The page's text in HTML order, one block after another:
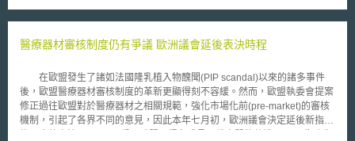
品，此份報告針對訓練過程可能涉及之著作權問題進行分析，主要說明AI模
一、生成式AI模型訓練及模型權重對重製權之侵害 使用受著作權保護作品進
如合理使用等，否則可能對一項或多項著作權利構成初步侵權（Prima
Facie Infringement）。AI開發者於模型訓練階段會進行多次作品複製，包
含下載作品、於儲存媒介間轉換、將作品進行格式化或製作副本等[3]，模型
訓練過程中暫時複製之作品亦有可能因其存在於時間足夠而構成重製權之侵
害[4]。 在特定情形下，模型權重（model weights）[5]之複製亦可能構成重
141份來自半導體供需雙方廠商之回饋意見，其中有54.9％來自大型企業、
告對上述意見進行分析，以提供來自半導體價值鏈洞察與預測的觀點。
需求將倍增，未來對領先半導體技術的需求將顯著增加。 （2） 在選擇
製造地點時，建立新晶片製造設施的公司將著重合格的勞工及遵循政府法
令。 （3） 供應危機影響所有生態系統，預計至少會持續到2024年，
迫使企業採取代價較高的緩解措施。 （4） 半導體研發資金主要與供應
方相關，但補助計畫（support initiatives）也與需求方相關。 2022年2
醫療器材審核制度仍有爭議 歐洲議會延後表決時程
在歐盟發生了諸如法國隆乳植入物醜聞(PIP scandal)以來的諸多事件
後，歐盟醫療器材審核制度的革新更顯得刻不容緩。然而，歐盟執委會提案
修正過往歐盟對於醫療器材之相關規範，強化市場化前(pre-market)的審核
機制，引起了各界不同的意見，因此本年七月初，歐洲議會決定延後新指令